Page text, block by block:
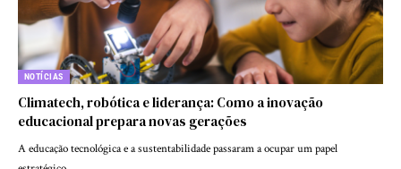
NOTÍCIAS
Climatech, robótica e liderança: Como a inovação
educacional prepara novas gerações
A educação tecnológica e a sustentabilidade passaram a ocupar um papel